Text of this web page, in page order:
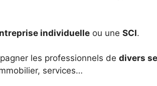
individuelle ou une SCI.
les professionnels de divers
services…